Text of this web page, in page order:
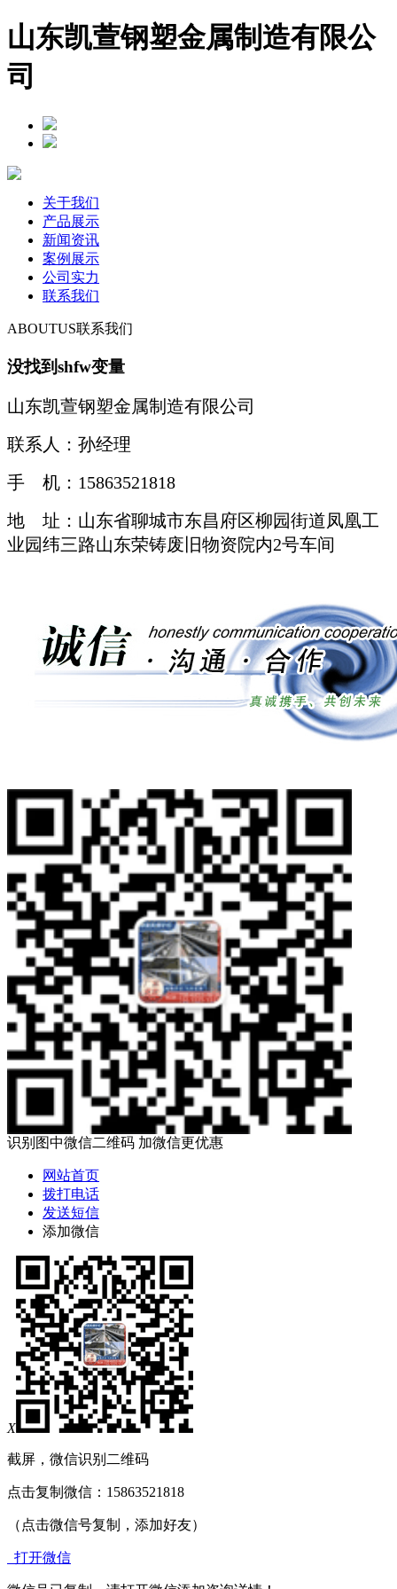
山东凯萱钢塑金属制造有限公
司
关于我们
产品展示
新闻资讯
案例展示
公司实力
联系我们
ABOUTUS联系我们
没找到shfw变量
山东凯萱钢塑金属制造有限公司
联系人：孙经理
手 机：15863521818
地 址：山东省聊城市东昌府区柳园街道凤凰工
业园纬三路山东荣铸废旧物资院内2号车间
识别图中微信二维码 加微信更优惠
网站首页
拨打电话
发送短信
添加微信
X
截屏，微信识别二维码
点击复制微信：15863521818
（点击微信号复制，添加好友）
打开微信